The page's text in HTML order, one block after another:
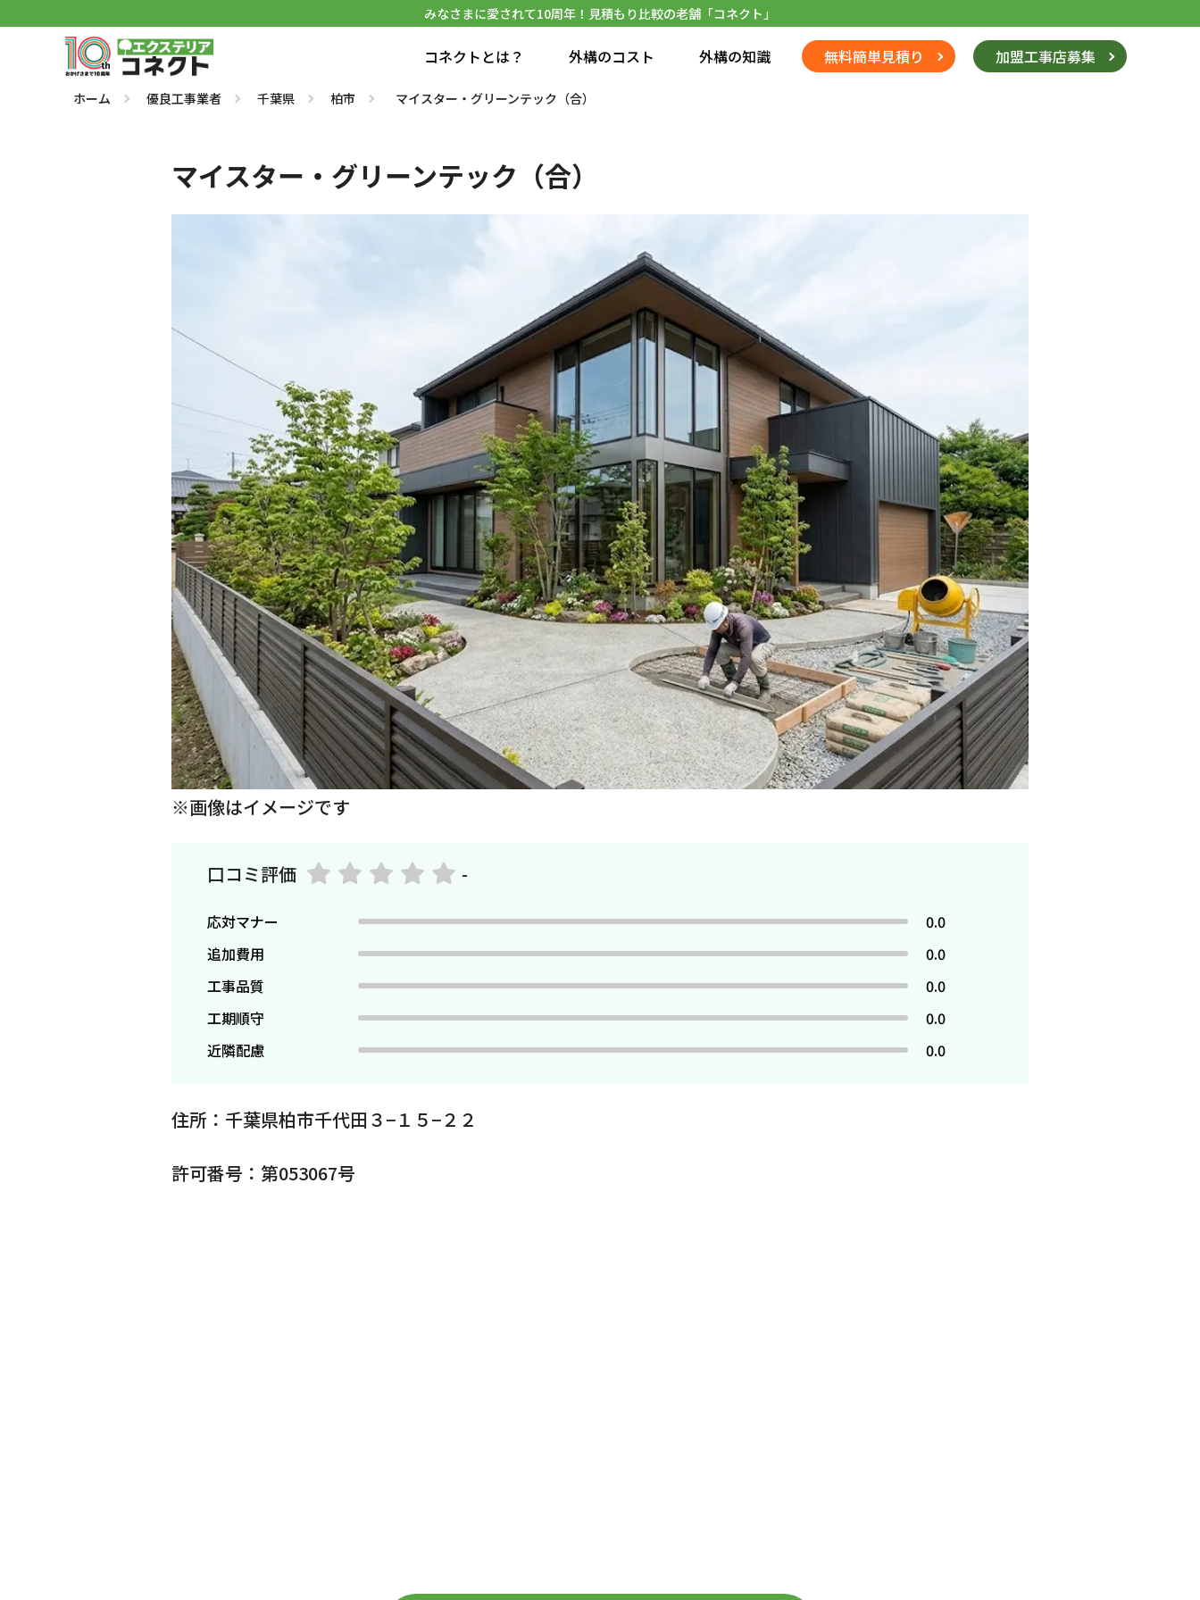
みなさまに愛されて10周年！見積もり比較の老舗「コネクト」
コネクトとは？ 外構のコスト 外構の知識 無料簡単見積り 加盟工事店募集
ホーム 優良工事業者 千葉県 柏市 マイスター・グリーンテック（合）
マイスター・グリーンテック（合）
※画像はイメージです
口コミ評価 -
応対マナー
0.0
追加費用
0.0
工事品質
0.0
工期順守
0.0
近隣配慮
0.0
住所：千葉県柏市千代田３−１５−２２
許可番号：第053067号